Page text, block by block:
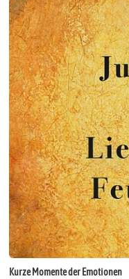
Kurze Momente der Emotionen